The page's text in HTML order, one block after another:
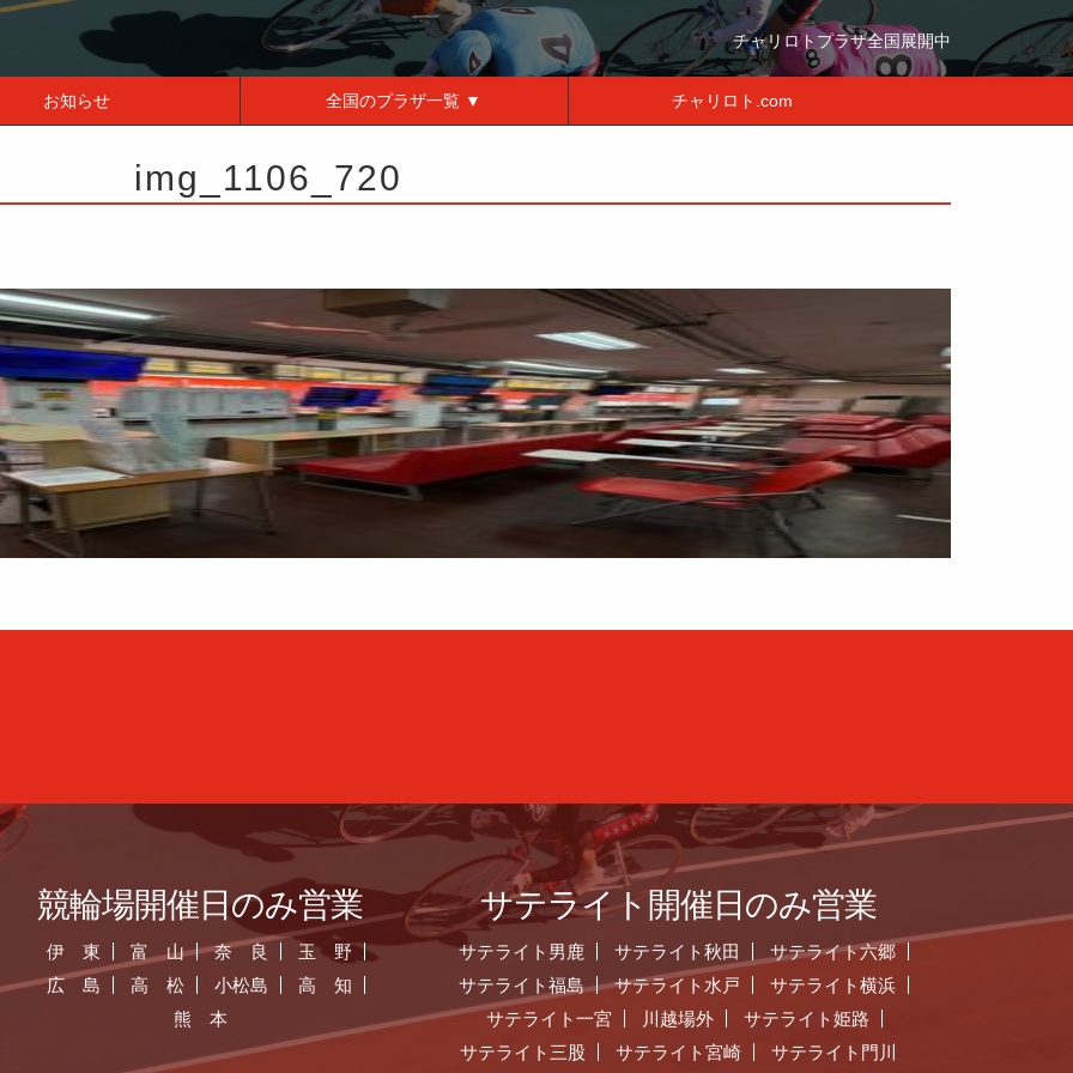
チャリロトプラザ全国展開中
お知らせ 全国のプラザ一覧 ▼ チャリロト.com
img_1106_720
競輪場開催日のみ営業
伊 東 富 山 奈 良
玉 野
広 島
高 松 小松島
高 知
熊 本
サテライト開催日のみ営業
サテライト男鹿 サテライト秋田
サテライト六郷
サテライト福島
サテライト水戸
サテライト横浜
サテライト一宮
川越場外
サテライト姫路
サテライト三股
サテライト宮崎 サテライト門川